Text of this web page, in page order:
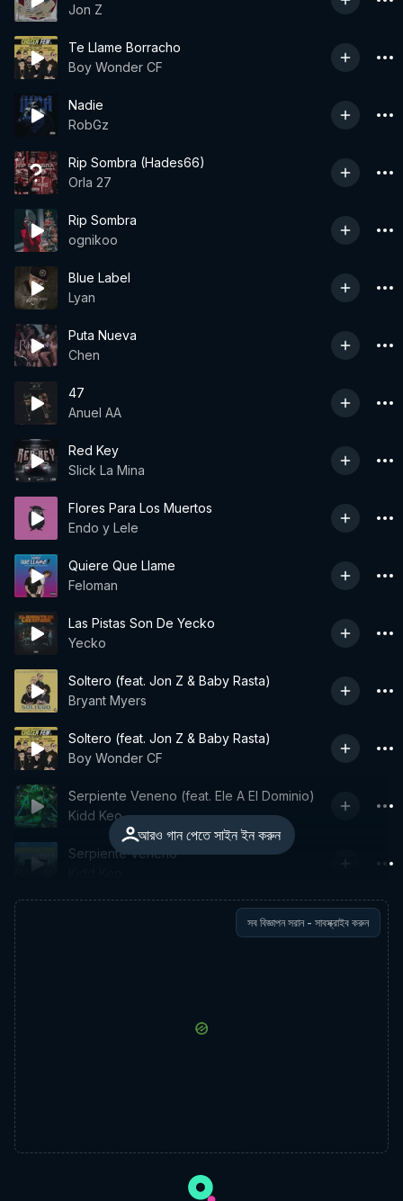
Jon Z
Te Llame Borracho
Boy Wonder CF
Nadie
RobGz
Rip Sombra (Hades66)
Orla 27
Rip Sombra
ognikoo
Blue Label
Lyan
Puta Nueva
Chen
47
Anuel AA
Red Key
Slick La Mina
Flores Para Los Muertos
Endo y Lele
Quiere Que Llame
Feloman
Las Pistas Son De Yecko
Yecko
Soltero (feat. Jon Z & Baby Rasta)
Bryant Myers
Soltero (feat. Jon Z & Baby Rasta)
Boy Wonder CF
আরও গান পেতে সাইন ইন করুন
Serpiente Veneno (feat. Ele A El Dominio)
Kidd Keo
Serpiente Veneno
সব বিজ্ঞাপন সরান - সাবস্ক্রাইব করুন